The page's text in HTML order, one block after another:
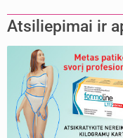
Atsiliepimai ir